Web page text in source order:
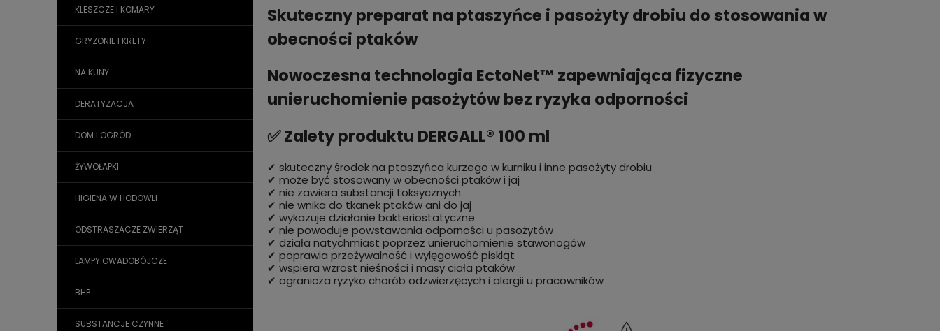
KLESZCZE I KOMARY
GRYZONIE I KRETY
NA KUNY
DERATYZACJA
DOM I OGRÓD
ŻYWOŁAPKI
HIGIENA W HODOWLI
ODSTRASZACZE ZWIERZĄT
LAMPY OWADOBÓJCZE
BHP
SUBSTANCJE CZYNNE
Skuteczny preparat na ptaszyńce i pasożyty drobiu do stosowania w
obecności ptaków
Nowoczesna technologia EctoNet™ zapewniająca fizyczne
unieruchomienie pasożytów bez ryzyka odporności
✅ Zalety produktu DERGALL® 100 ml
✔ skuteczny środek na ptaszyńca kurzego w kurniku i inne pasożyty drobiu
✔ może być stosowany w obecności ptaków i jaj
✔ nie zawiera substancji toksycznych
✔ nie wnika do tkanek ptaków ani do jaj
✔ wykazuje działanie bakteriostatyczne
✔ nie powoduje powstawania odporności u pasożytów
✔ działa natychmiast poprzez unieruchomienie stawonogów
✔ poprawia przeżywalność i wylęgowość piskląt
✔ wspiera wzrost nieśności i masy ciała ptaków
✔ ogranicza ryzyko chorób odzwierzęcych i alergii u pracowników